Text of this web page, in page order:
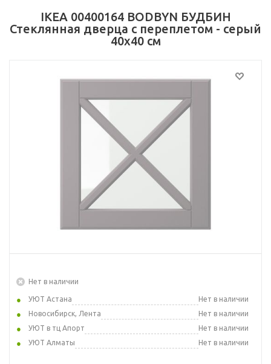
IKEA 00400164 BODBYN БУДБИН
Стеклянная дверца с переплетом - серый
40x40 см
Нет в наличии
УЮТ Астана
Нет в наличии
Новосибирск, Лента
Нет в наличии
УЮТ в тц Апорт
Нет в наличии
УЮТ Алматы
Нет в наличии